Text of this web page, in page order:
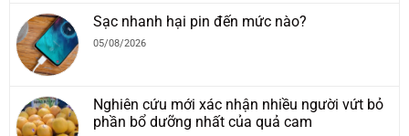
Sạc nhanh hại pin đến mức nào?
05/08/2026
Nghiên cứu mới xác nhận nhiều người vứt bỏ
phần bổ dưỡng nhất của quả cam